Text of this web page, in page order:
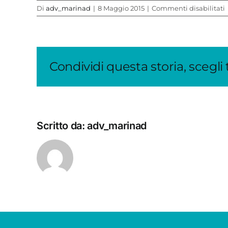
Di adv_marinad | 8 Maggio 2015 | Commenti disabilitati
Condividi questa storia, scegli
Scritto da:adv_marinad